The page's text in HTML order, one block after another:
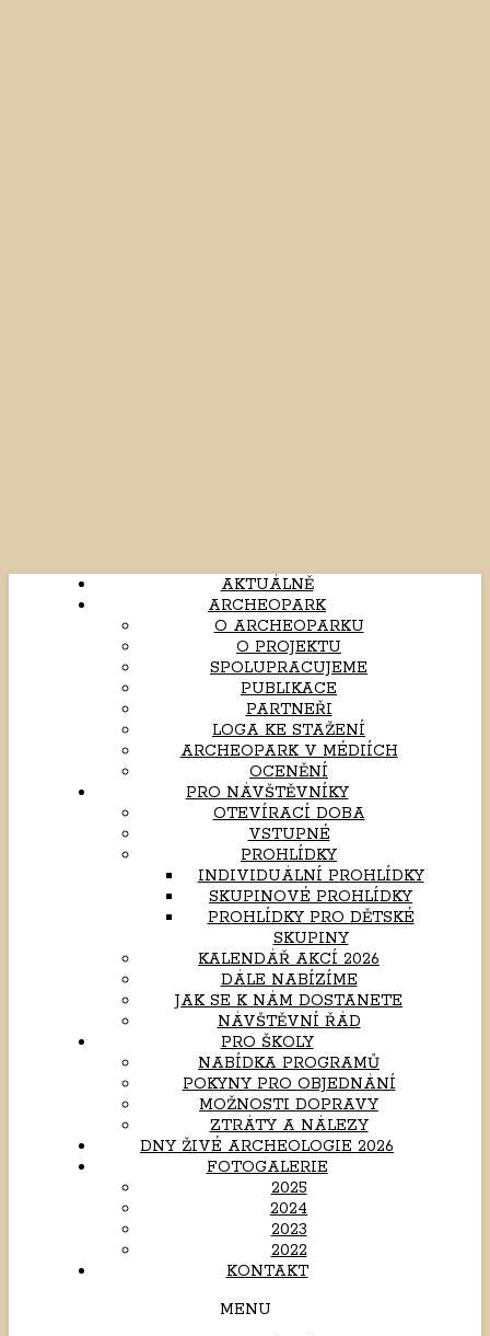
AKTUÁLNĚ
ARCHEOPARK
O ARCHEOPARKU
O PROJEKTU
SPOLUPRACUJEME
PUBLIKACE
PARTNEŘI
LOGA KE STAŽENÍ
ARCHEOPARK V MÉDIÍCH
OCENĚNÍ
PRO NÁVŠTĚVNÍKY
OTEVÍRACÍ DOBA
VSTUPNÉ
PROHLÍDKY
INDIVIDUÁLNÍ PROHLÍDKY
SKUPINOVÉ PROHLÍDKY
PROHLÍDKY PRO DĚTSKÉ
SKUPINY
KALENDÁŘ AKCÍ 2026
DÁLE NABÍZÍME
JAK SE K NÁM DOSTANETE
NÁVŠTĚVNÍ ŘÁD
PRO ŠKOLY
NABÍDKA PROGRAMŮ
POKYNY PRO OBJEDNÁNÍ
MOŽNOSTI DOPRAVY
ZTRÁTY A NÁLEZY
DNY ŽIVÉ ARCHEOLOGIE 2026
FOTOGALERIE
2025
2024
2023
2022
KONTAKT
MENU